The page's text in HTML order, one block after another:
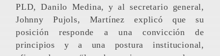
PLD, Danilo Medina, y al secretario general,
Johnny Pujols, Martínez explicó que su
posición responde a una convicción de
principios y a una postura institucional,